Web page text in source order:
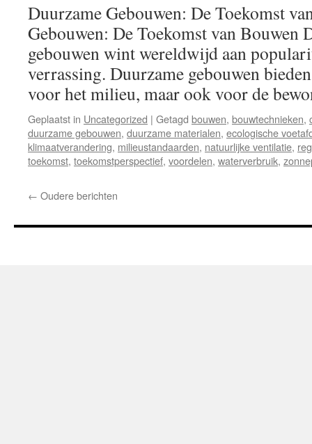
Duurzame Gebouwen: De Toekomst
Gebouwen: De Toekomst van Bouwen
gebouwen wint wereldwijd aan
verrassing. Duurzame gebouwen
voor het milieu, maar ook voor de
Geplaatst in Uncategorized | Getagd bouwen, bouwtechnieken,
duurzame gebouwen, duurzame materialen, ecologische
klimaatverandering, milieustandaarden, natuurlijke ventilatie,
toekomst, toekomstperspectief, voordelen, waterverbruik,
← Oudere berichten